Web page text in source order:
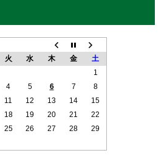
火 水 木 金
土
1
4 5 6 7
8
11 12 13 14
15
18 19 20 21
22
25 26 27 28
29